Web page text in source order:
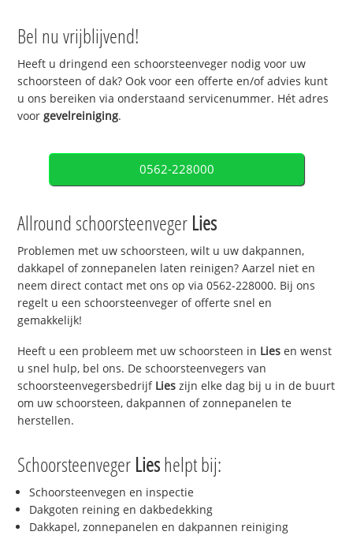
Bel nu vrijblijvend!
Heeft u dringend een schoorsteenveger nodig voor uw
schoorsteen of dak? Ook voor een offerte en/of advies kunt
u ons bereiken via onderstaand servicenummer. Hét adres
voor gevelreiniging.
0562-228000
Allround schoorsteenveger Lies
Problemen met uw schoorsteen, wilt u uw dakpannen,
dakkapel of zonnepanelen laten reinigen? Aarzel niet en
neem direct contact met ons op via 0562-228000. Bij ons
regelt u een schoorsteenveger of offerte snel en
gemakkelijk!
Heeft u een probleem met uw schoorsteen in Lies en wenst
u snel hulp, bel ons. De schoorsteenvegers van
schoorsteenvegersbedrijf Lies zijn elke dag bij u in de buurt
om uw schoorsteen, dakpannen of zonnepanelen te
herstellen.
Schoorsteenveger Lieshelpt bij:
Schoorsteenvegen en inspectie
Dakgoten reining en dakbedekking
Dakkapel, zonnepanelen en dakpannen reiniging